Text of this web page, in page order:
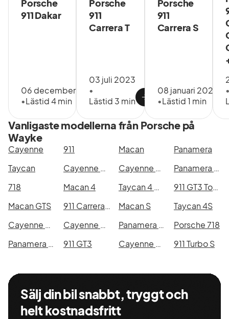
Porsche
911 Dakar
06 december 2023
•Lästid 4 min
Porsche
911
Carrera T
03 juli 2023
•
Lästid 3 min
Porsche
911
Carrera S
08 januari 2025
•Lästid 1 min
Vanligaste modellerna från Porsche på
Wayke
Cayenne 911 Macan
Panamera
Taycan
Cayenne E-Hybrid Cayenne E-Hybrid Coupé
Panamera 4 E-Hybrid
718
Macan 4 Taycan 4 Cross Turismo
911 GT3 Touring
Macan GTS
911 Carrera 4 GTS Macan S
Taycan 4S
Cayenne Coupé E-Hybrid
Cayenne S E-Hybrid Panamera 4S E-Hybrid
Porsche 718
Panamera 4 E-Hybrid Sport Turismo
911 GT3 Cayenne Diesel 911 Turbo S
Sälj din bil snabbt, tryggt och
helt kostnadsfritt